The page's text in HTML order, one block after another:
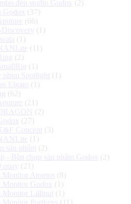
đèn studio Godox (2)
Godox (37)
(66)
(1)
(1)
(11)
(2)
(1)
phim Spotlight (1)
Elgato (1)
(62)
(21)
(2)
(27)
Concept (3)
(1)
sản phẩm (2)
- Bàn chụp sản phẩm Godox (2)
(21)
Monitor Atomos (8)
Monitor Godox (1)
Monitor Lilliput (1)
Monitor Portkeys (11)